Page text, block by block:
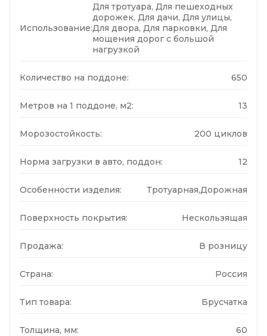
Использование:
Для тротуара, Для пешеходных
дорожек, Для дачи, Для улицы,
Для двора, Для парковки, Для
мощения дорог с большой
нагрузкой
Количество на поддоне: 650
Метров на 1 поддоне, м2: 13
Морозостойкость: 200 циклов
Норма загрузки в авто, поддон: 12
Особенности изделия: Тротуарная,Дорожная
Поверхность покрытия: Нескользящая
Продажа: В розницу
Страна: Россия
Тип товара: Брусчатка
Толщина, мм: 60